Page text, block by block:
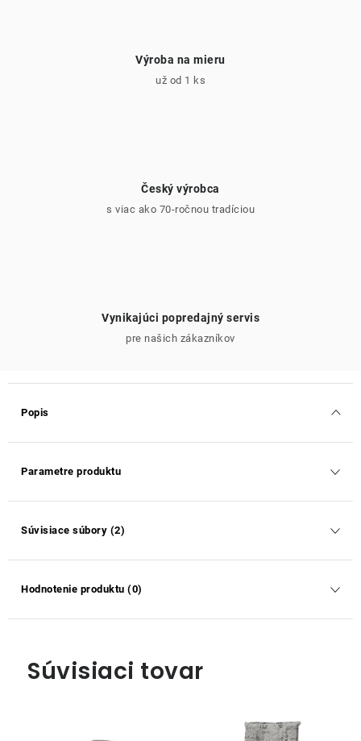
Výroba na mieru
už od 1 ks
Český výrobca
s viac ako 70-ročnou tradíciou
Vynikajúci popredajný servis
pre našich zákazníkov
Popis
Parametre produktu
Súvisiace súbory (2)
Hodnotenie produktu (0)
Súvisiaci tovar